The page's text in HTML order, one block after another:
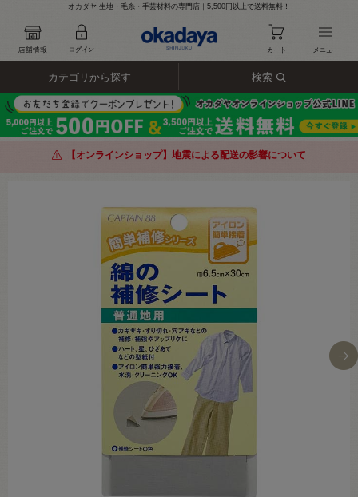
オカダヤ 生地・毛糸・手芸材料の専門店｜5,500円以上で送料無料！
カテゴリから探す 検索
【オンラインショップ】地震による配送の影響について